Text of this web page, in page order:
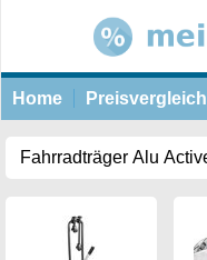
Home Preisvergleich